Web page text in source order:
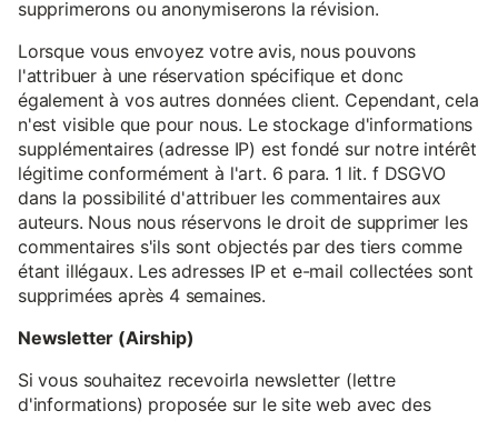
supprimerons ou anonymiserons la révision.
Lorsque vous envoyez votre avis, nous pouvons
l'attribuer à une réservation spécifique et donc
également à vos autres données client. Cependant, cela
n'est visible que pour nous. Le stockage d'informations
supplémentaires (adresse IP) est fondé sur notre intérêt
légitime conformément à l'art. 6 para. 1 lit. f DSGVO
dans la possibilité d'attribuer les commentaires aux
auteurs. Nous nous réservons le droit de supprimer les
commentaires s'ils sont objectés par des tiers comme
étant illégaux. Les adresses IP et e-mail collectées sont
supprimées après 4 semaines.
Newsletter (Airship)
Si vous souhaitez recevoirla newsletter (lettre
d'informations) proposée sur le site web avec des